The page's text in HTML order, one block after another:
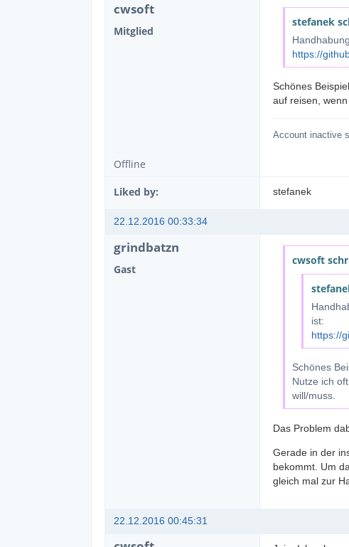
cwsoft
Mitglied
stefanek
https://
Schönes
auf reisen,
Account inactive
Offline
Liked by: stefanek
22.12.2016 00:33:34
grindbatzn
Gast
cwsoft
ist:
https://
Schönes
Nutze ich
will/muss.
Das Problem
Gerade in der
bekommt. Um
gleich mal zur
22.12.2016 00:45:31